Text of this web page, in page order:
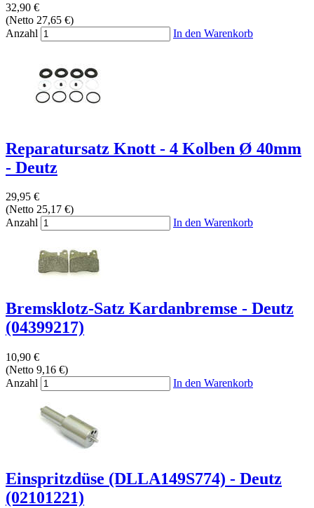
32,90 €
(Netto 27,65 €)
Anzahl
In den Warenkorb
Reparatursatz Knott - 4 Kolben Ø 40mm
- Deutz
29,95 €
(Netto 25,17 €)
Anzahl
In den Warenkorb
Bremsklotz-Satz Kardanbremse - Deutz
(04399217)
10,90 €
(Netto 9,16 €)
Anzahl
In den Warenkorb
Einspritzdüse (DLLA149S774) - Deutz
(02101221)